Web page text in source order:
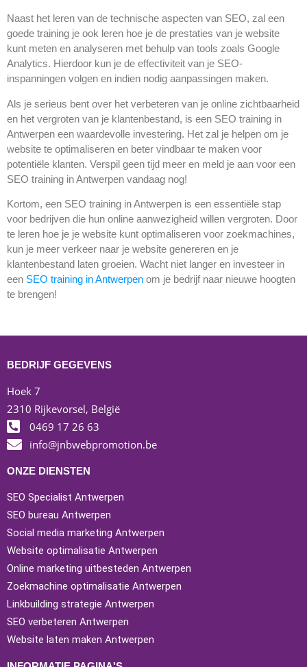
Naast het leren van de technische aspecten van SEO, zal een
goede training je ook leren hoe je de prestaties van je website
kunt meten en analyseren met behulp van tools zoals Google
Analytics. Hierdoor kun je de effectiviteit van je SEO-
inspanningen volgen en indien nodig aanpassingen maken.
Als je serieus bent over het verbeteren van je online zichtbaarheid
en het vergroten van je klantenbestand, is een SEO training in
Antwerpen een waardevolle investering. Het zal je helpen om je
website te optimaliseren en beter vindbaar te maken voor
potentiële klanten. Verspil geen tijd meer en meld je aan voor een
SEO training in Antwerpen vandaag nog!
Kortom, een SEO training in Antwerpen is een essentiële stap
voor bedrijven die hun online aanwezigheid willen vergroten. Door
te leren hoe je je website kunt optimaliseren voor zoekmachines,
kun je meer verkeer naar je website genereren en je
klantenbestand laten groeien. Wacht niet langer en investeer in
een SEO training in Antwerpen om je bedrijf naar nieuwe hoogten
te brengen!
BEDRIJF GEGEVENS
Hoek 7
2310 Rijkevorsel, België
0469 17 26 63
info@jnbwebpromotion.be
ONZE DIENSTEN
SEO Specialist Antwerpen
SEO bureau Antwerpen
Social media marketing Antwerpen
Website optimalisatie Antwerpen
Online marketing uitbesteden Antwerpen
Zoekmachine optimalisatie Antwerpen
Linkbuilding strategie Antwerpen
SEO verbeteren Antwerpen
Website laten maken Antwerpen